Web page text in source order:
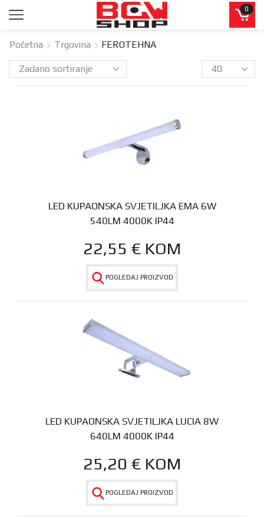
0
Početna Trgovina FEROTEHNA
LED KUPAONSKA SVJETILJKA EMA 6W
540LM 4000K IP44
22,55 € KOM
POGLEDAJ PROIZVOD
LED KUPAONSKA SVJETILJKA LUCIA 8W
640LM 4000K IP44
25,20 € KOM
POGLEDAJ PROIZVOD